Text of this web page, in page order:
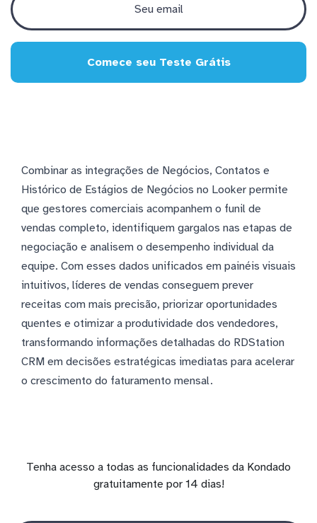
Comece seu Teste Grátis
Combinar as integrações de Negócios, Contatos e
Histórico de Estágios de Negócios no Looker permite
que gestores comerciais acompanhem o funil de
vendas completo, identifiquem gargalos nas etapas de
negociação e analisem o desempenho individual da
equipe. Com esses dados unificados em painéis visuais
intuitivos, líderes de vendas conseguem prever
receitas com mais precisão, priorizar oportunidades
quentes e otimizar a produtividade dos vendedores,
transformando informações detalhadas do RDStation
CRM em decisões estratégicas imediatas para acelerar
o crescimento do faturamento mensal.
Tenha acesso a todas as funcionalidades da Kondado
gratuitamente por 14 dias!